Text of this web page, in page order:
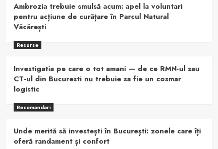
Ambrozia trebuie smulsă acum: apel la voluntari
pentru acțiune de curățare în Parcul Natural
Văcărești
Resurse
Investigatia pe care o tot amani — de ce RMN-ul sau
CT-ul din Bucuresti nu trebuie sa fie un cosmar
logistic
Recomandari
Unde merită să investești în București: zonele care îți
oferă randament și confort